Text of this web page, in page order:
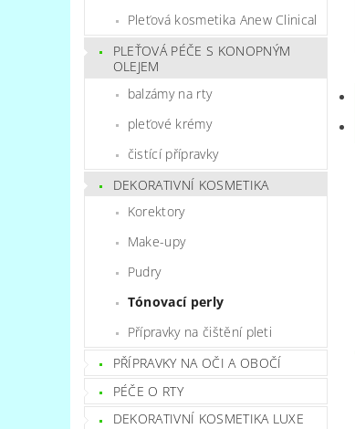
Pleťová kosmetika Anew Clinical
PLEŤOVÁ PÉČE S KONOPNÝM
OLEJEM
balzámy na rty
pleťové krémy
čistící přípravky
DEKORATIVNÍ KOSMETIKA
Korektory
Make-upy
Pudry
Tónovací perly
Přípravky na čištění pleti
PŘÍPRAVKY NA OČI A OBOČÍ
PÉČE O RTY
DEKORATIVNÍ KOSMETIKA LUXE